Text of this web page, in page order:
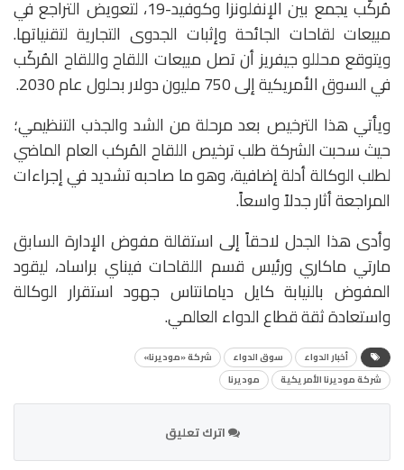
مُركّب يجمع بين الإنفلونزا وكوفيد-19، لتعويض التراجع في
مبيعات لقاحات الجائحة وإثبات الجدوى التجارية لتقنياتها.
ويتوقع محللو جيفريز أن تصل مبيعات اللقاح واللقاح المُركّب
في السوق الأمريكية إلى 750 مليون دولار بحلول عام 2030.
ويأتي هذا الترخيص بعد مرحلة من الشد والجذب التنظيمي؛
حيث سحبت الشركة طلب ترخيص اللقاح المُركب العام الماضي
لطلب الوكالة أدلة إضافية، وهو ما صاحبه تشديد في إجراءات
المراجعة أثار جدلاً واسعاً.
وأدى هذا الجدل لاحقاً إلى استقالة مفوض الإدارة السابق
مارتي ماكاري ورئيس قسم اللقاحات فيناي براساد، ليقود
المفوض بالنيابة كايل ديامانتاس جهود استقرار الوكالة
واستعادة ثقة قطاع الدواء العالمي.
أخبار الدواء سوق الدواء
شركة «موديرنا»
شركة موديرنا الأمريكية
موديرنا
اترك تعليق